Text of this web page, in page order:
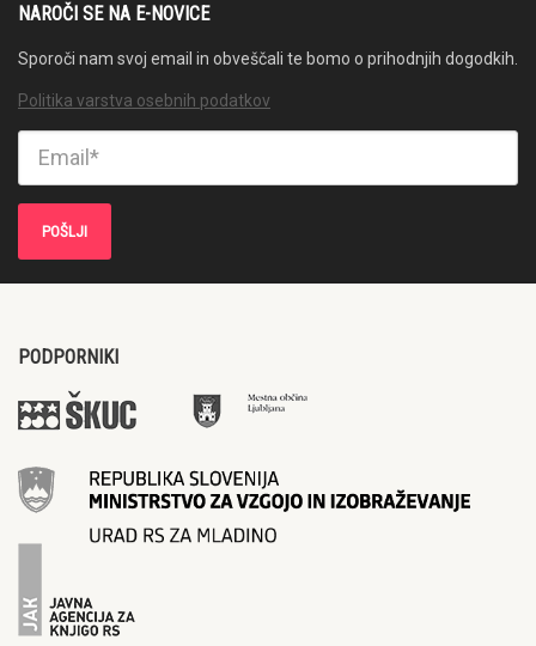
NAROČI SE NA E-NOVICE
Sporoči nam svoj email in obveščali te bomo o prihodnjih dogodkih.
Politika varstva osebnih podatkov
PODPORNIKI